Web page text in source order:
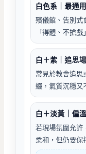
白色系｜最通用
殯儀館、告別式
「得體、不搶
白＋紫｜追思
常見於教會追思
綴，氣質沉穩又
白＋淡黃｜偏
若現場氛圍允許
柔和，但仍要保